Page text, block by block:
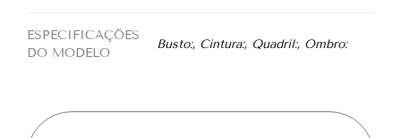
ESPECIFICAÇÕES
DO MODELO
Busto:, Cintura:, Quadril:, Ombro: